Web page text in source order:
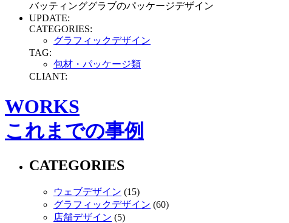
バッティンググラブのパッケージデザイン
UPDATE:
CATEGORIES:
グラフィックデザイン
TAG:
包材・パッケージ類
CLIANT:
WORKS
これまでの事例
CATEGORIES
ウェブデザイン (15)
グラフィックデザイン (60)
店舗デザイン (5)